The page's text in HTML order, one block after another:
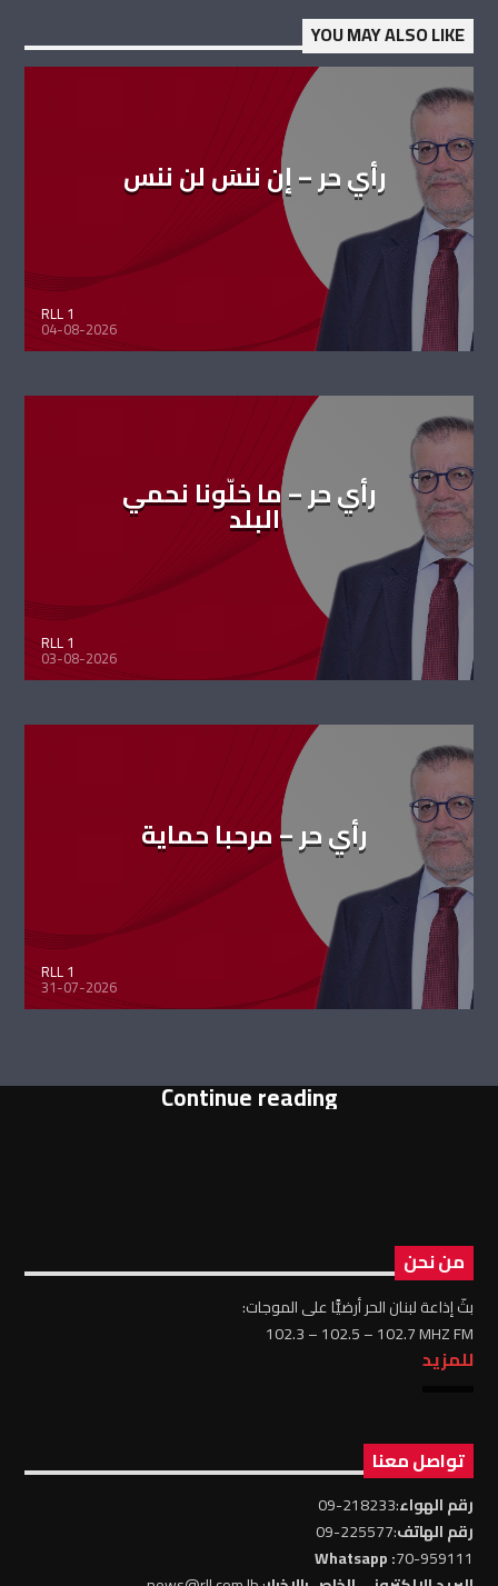
YOU MAY ALSO LIKE
رأي حر – إن ننسَ لن ننس
RLL 1
04-08-2026
رأي حر – ما خلّونا نحمي
البلد
RLL 1
03-08-2026
رأي حر – مرحبا حماية
RLL 1
31-07-2026
Continue reading
من نحن
بثّ إذاعة لبنان الحر أرضيًّا على الموجات:
102.3 – 102.5 – 102.7 MHZ FM
للمزيد
تواصل معنا
رقم الهواء:218233-09
رقم الهاتف:225577-09
70-959111
: Whatsapp